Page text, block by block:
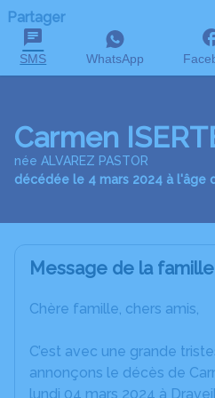
Partager
SMS WhatsApp
Carmen
née ALVAREZ PASTOR
décédée le 4 mars 2024 à l'âge
Message de la famille
Chère famille, chers amis,
C’est avec une grande
annonçons le décès de
lundi 04 mars 2024 à